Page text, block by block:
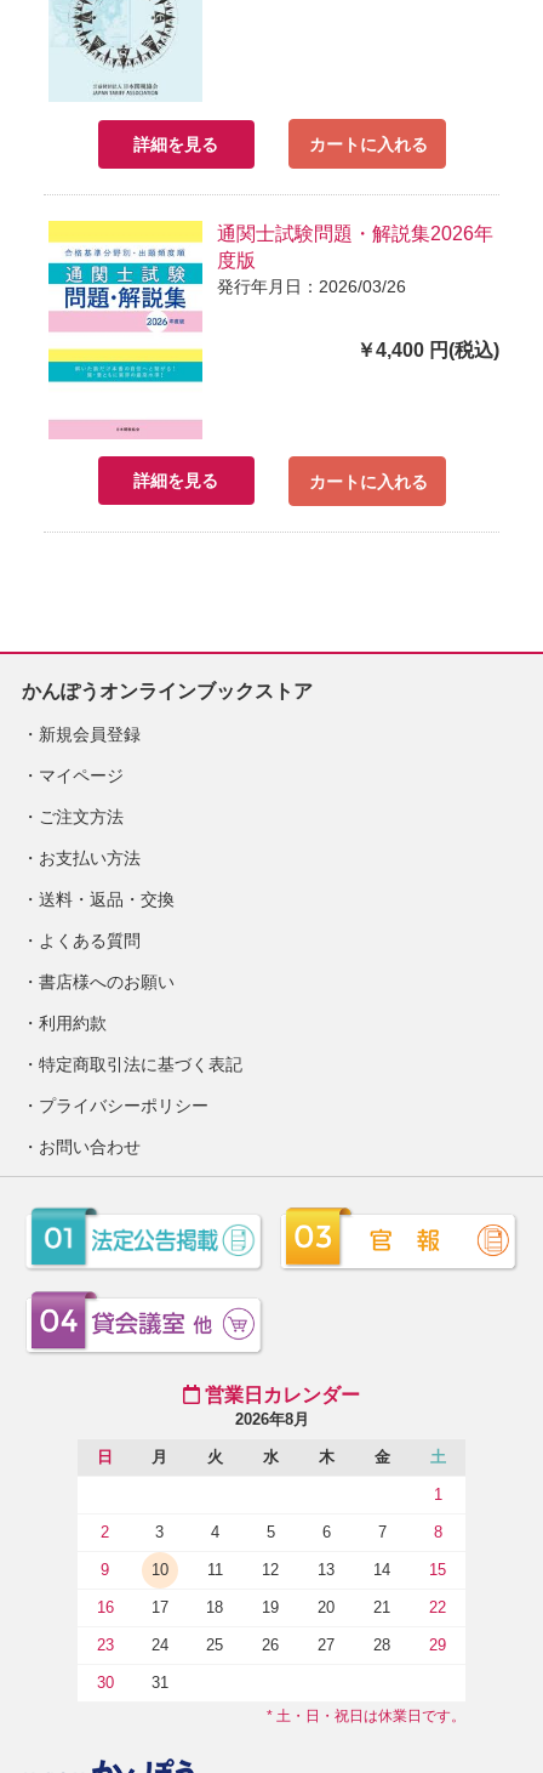
詳細を見る カートに入れる
通関士試験問題・解説集2026年
度版
発行年月日：2026/03/26
￥4,400 円(税込)
詳細を見る カートに入れる
かんぽうオンラインブックストア
新規会員登録
マイページ
ご注文方法
お支払い方法
送料・返品・交換
よくある質問
書店様へのお願い
利用約款
特定商取引法に基づく表記
プライバシーポリシー
お問い合わせ
営業日カレンダー
2026年8月
日 月 火 水 木 金 土
1
2 3 4 5 6 7 8
9 10 11 12 13 14 15
16 17 18 19 20 21 22
23 24 25 26 27 28 29
30 31
* 土・日・祝日は休業日です。